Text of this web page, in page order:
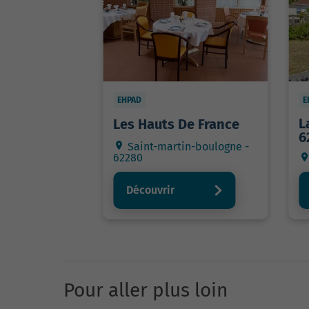
EHPAD
Les Hauts De France
Saint-martin-boulogne -
62280
Découvrir
Pour aller plus loin